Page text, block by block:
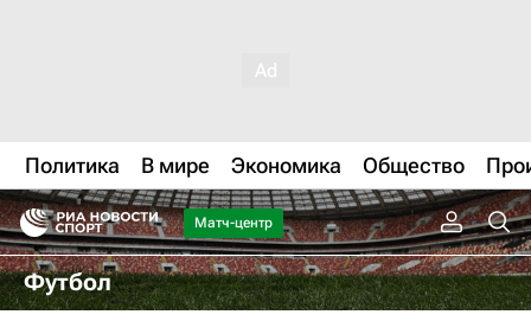
Политика В мире Экономика Общество
Матч-центр
Футбол